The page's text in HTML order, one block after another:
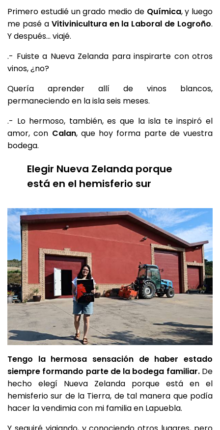
Primero estudié un grado medio de Química, y luego
me pasé a Vitivinicultura en la Laboral de Logroño.
Y después… viajé.
.- Fuiste a Nueva Zelanda para inspirarte con otros
vinos, ¿no?
Quería aprender allí de vinos blancos,
permaneciendo en la isla seis meses.
.- Lo hermoso, también, es que la isla te inspiró el
amor, con Calan, que hoy forma parte de vuestra
bodega.
Elegir Nueva Zelanda porque
está en el hemisferio sur
Tengo la hermosa sensación de haber estado
siempre formando parte de la bodega familiar.De
hecho elegí Nueva Zelanda porque está en el
hemisferio sur de la Tierra, de tal manera que podía
hacer la vendimia con mi familia en Lapuebla.